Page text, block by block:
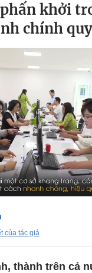
khởi
chính
của tác giả
thành trên cả